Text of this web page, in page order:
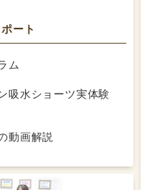
ート
ム
吸水ショーツ実体験
動画解説